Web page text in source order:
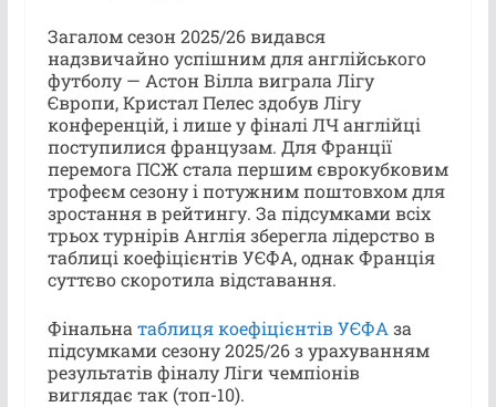
Загалом сезон 2025/26 видався
надзвичайно успішним для англійського
футболу — Астон Вілла виграла Лігу
Європи, Кристал Пелес здобув Лігу
конференцій, і лише у фіналі ЛЧ англійці
поступилися французам. Для Франції
перемога ПСЖ стала першим єврокубковим
трофеєм сезону і потужним поштовхом для
зростання в рейтингу. За підсумками всіх
трьох турнірів Англія зберегла лідерство в
таблиці коефіцієнтів УЄФА, однак Франція
суттєво скоротила відставання.
Фінальна таблиця коефіцієнтів УЄФА за
підсумками сезону 2025/26 з урахуванням
результатів фіналу Ліги чемпіонів
виглядає так (топ-10).